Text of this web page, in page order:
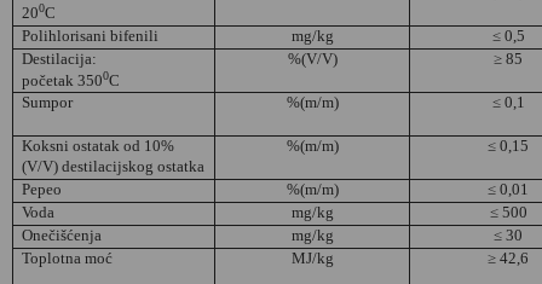
200C
Polihlorisani bifenili mg/kg
≤ 0,5
Destilacija:
početak 3500C
%(V/V) ≥ 85
Sumpor %(m/m) ≤ 0,1
Koksni ostatak od 10%
(V/V) destilacijskog ostatka
%(m/m) ≤ 0,15
Pepeo %(m/m)
≤ 0,01
Voda
mg/kg
≤ 500
Onečišćenja
mg/kg
≤ 30
Toplotna moć
MJ/kg ≥ 42,6